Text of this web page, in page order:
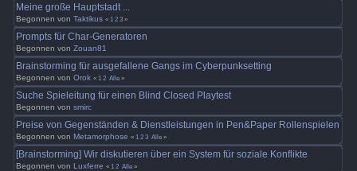
Meine große Hauptstadt ...
Begonnen vonTaktikus « 1 2 3 »
Prompts für Char-Generatoren
Begonnen vonZouan81
Brainstorming für ausgefallene Gangs im Cyberpunksetting
Begonnen vonOrok « 1 2 Alle »
Suche Spieleitung für einen Blind Closed Playtest
Begonnen vonsmirc
Preise von Gegenständen & Dienstleistungen in Pen&Paper Rollenspielen
Begonnen vonMetamorphose « 1 2 3 Alle »
[Brainstorming] Wir diskutieren über ein System für soziale Konflikte
Begonnen vonLuxferre « 1 2 Alle »